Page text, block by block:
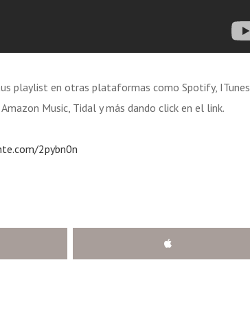
playlist en otras plataformas como Spotify, ITunes,
Music, Tidal y más dando click en el link.
2pybn0n